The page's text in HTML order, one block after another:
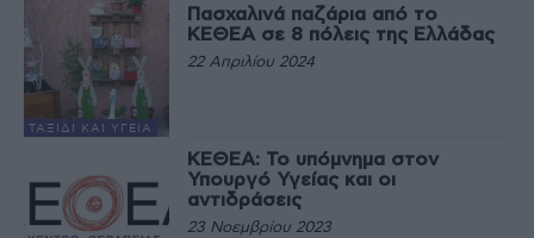
ΤΑΞΊΔΙ ΚΑΙ ΥΓΕΊΑ
Πασχαλινά παζάρια από το
ΚΕΘΕΑ σε 8 πόλεις της Ελλάδας
22 Απριλίου 2024
ΚΕΘΕΑ: Το υπόμνημα στον
Υπουργό Υγείας και οι
αντιδράσεις
23 Νοεμβρίου 2023